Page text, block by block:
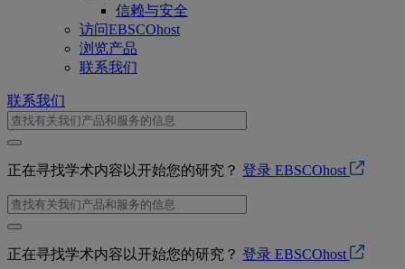
信赖与安全
访问EBSCOhost
浏览产品
联系我们
联系我们
正在寻找学术内容以开始您的研究？ 登录 EBSCOhost
正在寻找学术内容以开始您的研究？ 登录 EBSCOhost